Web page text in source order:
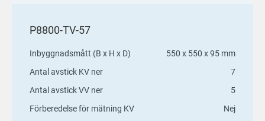
P8800-TV-57
Inbyggnadsmått (B x H x D)
550 x 550 x 95 mm
Antal avstick KV ner
7
Antal avstick VV ner
5
Förberedelse för mätning KV
Nej